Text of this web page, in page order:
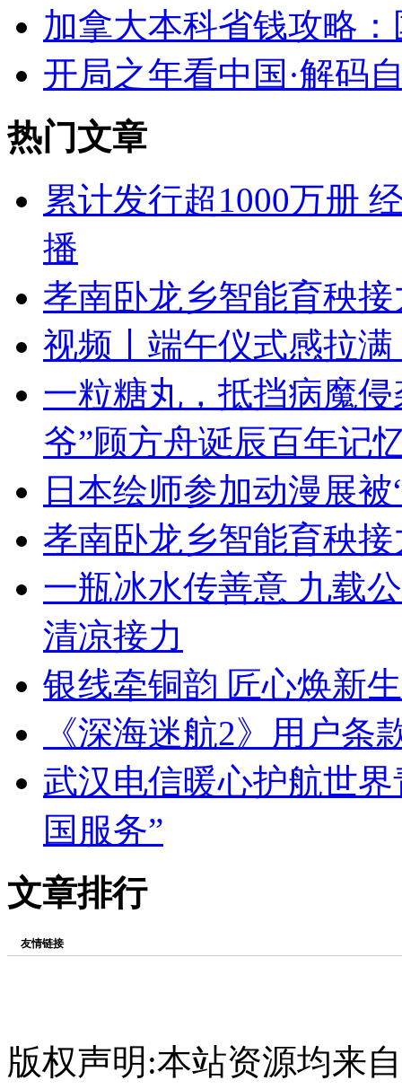
加拿大本科省钱攻略
开局之年看中国·解码
热门文章
累计发行超1000万册
播
孝南卧龙乡智能育秧
视频丨端午仪式感拉
一粒糖丸，抵挡病魔
爷”顾方舟诞辰百年记
日本绘师参加动漫展
孝南卧龙乡智能育秧
一瓶冰水传善意 九载
清凉接力
银线牵铜韵 匠心焕新生
《深海迷航2》用户
武汉电信暖心护航世
国服务”
文章排行
友情链接
版权声明:本站资源均来